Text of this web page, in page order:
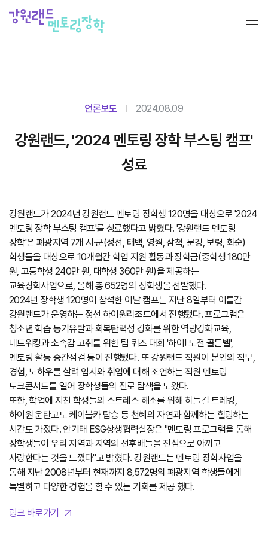
언론보도 2024.08.09
강원랜드, '2024 멘토링 장학 부스팅 캠프'
성료
강원랜드가 2024년 강원랜드 멘토링 장학생 120명을 대상으로 '2024
멘토링 장학 부스팅 캠프'를 성료했다고 밝혔다. '강원랜드 멘토링
장학'은 폐광지역 7개 시·군(정선, 태백, 영월, 삼척, 문경, 보령, 화순)
학생들을 대상으로 10개월간 학업 지원 활동과 장학금(중학생 180만
원, 고등학생 240만 원, 대학생 360만 원)을 제공하는
교육장학사업으로, 올해 총 652명의 장학생을 선발했다.
2024년 장학생 120명이 참석한 이날 캠프는 지난 8일부터 이틀간
강원랜드가 운영하는 정선 하이원리조트에서 진행됐다.프로그램은
청소년 학습 동기유발과 회복탄력성 강화를 위한 역량강화교육,
네트워킹과 소속감 고취를 위한 팀 퀴즈 대회 '하이! 도전 골든벨',
멘토링 활동 중간점검 등이 진행됐다. 또 강원랜드 직원이 본인의 직무,
경험, 노하우를 살려 입시와 취업에 대해 조언하는 직원 멘토링
토크콘서트를 열어 장학생들의 진로 탐색을 도왔다.
또한, 학업에 지친 학생들의 스트레스 해소를 위해 하늘길 트레킹,
하이원 운탄고도 케이블카 탑승 등 천혜의 자연과 함께하는 힐링하는
시간도 가졌다. 안기태 ESG상생협력실장은 "멘토링 프로그램을 통해
장학생들이 우리 지역과 지역의 선후배들을 진심으로 아끼고
사랑한다는 것을 느꼈다"고 밝혔다. 강원랜드는 멘토링 장학사업을
통해 지난 2008년부터 현재까지 8,572명의 폐광지역 학생들에게
특별하고 다양한 경험을 할 수 있는 기회를 제공 했다.
링크 바로가기